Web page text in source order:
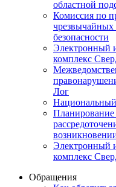
областной
Комиссия по
безопасности
Электронный
комплекс
Лог
Национальный
Планирование
Электронный
комплекс
Обращения